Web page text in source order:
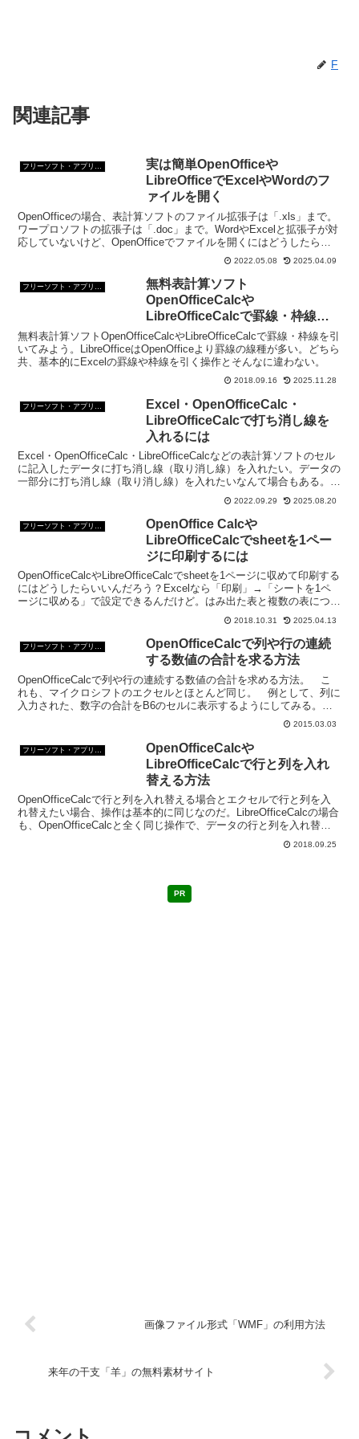
F
関連記事
フリーソフト・アプリ・Webサービス
実は簡単OpenOfficeや
LibreOfficeでExcelやWordのフ
ァイルを開く
OpenOfficeの場合、表計算ソフトのファイル拡張子は「.xls」まで。
ワープロソフトの拡張子は「.doc」まで。WordやExcelと拡張子が対
応していないけど、OpenOfficeでファイルを開くにはどうしたらい
2022.05.08 2025.04.09
無料表計算ソフト
OpenOfficeCalcや
LibreOfficeCalcで罫線・枠線を
引く方法
無料表計算ソフトOpenOfficeCalcやLibreOfficeCalcで罫線・枠線を引
いてみよう。LibreOfficeはOpenOfficeより罫線の線種が多い。どちら
共、基本的にExcelの罫線や枠線を引く操作とそんなに違わない。
2018.09.16 2025.11.28
Excel・OpenOfficeCalc・
LibreOfficeCalcで打ち消し線を
入れるには
Excel・OpenOfficeCalc・LibreOfficeCalcなどの表計算ソフトのセル
に記入したデータに打ち消し線（取り消し線）を入れたい。データの
一部分に打ち消し線（取り消し線）を入れたいなんて場合もある。さ
2022.09.29 2025.08.20
フリーソフト・アプリ・Webサービス
OpenOffice Calcや
LibreOfficeCalcでsheetを1ペー
ジに印刷するには
OpenOfficeCalcやLibreOfficeCalcでsheetを1ページに収めて印刷する
にはどうしたらいいんだろう？Excelなら「印刷」→「シートを1ペ
ージに収める」で設定できるんだけど。はみ出た表と複数の表につい
2018.10.31 2025.04.13
OpenOfficeCalcで列や行の連続
する数値の合計を求る方法
OpenOfficeCalcで列や行の連続する数値の合計を求める方法。 こ
れも、マイクロシフトのエクセルとほとんど同じ。 例として、列に
入力された、数字の合計をB6のセルに表示するようにしてみる。
2015.03.03
OpenOfficeCalcや
LibreOfficeCalcで行と列を入れ
替える方法
OpenOfficeCalcで行と列を入れ替える場合とエクセルで行と列を入
れ替えたい場合、操作は基本的に同じなのだ。LibreOfficeCalcの場合
も、OpenOfficeCalcと全く同じ操作で、データの行と列を入れ替え
2018.09.25
PR
画像ファイル形式「WMF」の利用方法
来年の干支「羊」の無料素材サイト